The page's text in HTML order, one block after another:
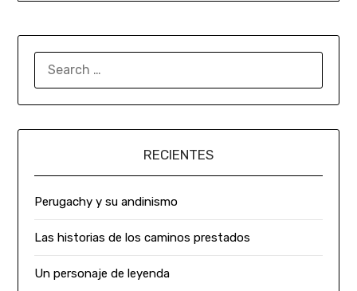
RECIENTES
Perugachy y su andinismo
Las historias de los caminos prestados
Un personaje de leyenda